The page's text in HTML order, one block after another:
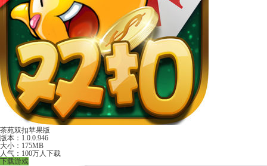
茶苑双扣苹果版
版本：1.0.0.946
大小：175MB
人气：100万人下载
下载游戏